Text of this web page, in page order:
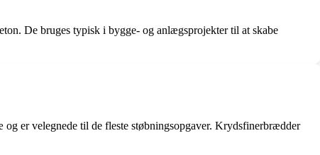
De bruges typisk i bygge- og anlægsprojekter til at skabe
er velegnede til de fleste støbningsopgaver. Krydsfinerbrædder